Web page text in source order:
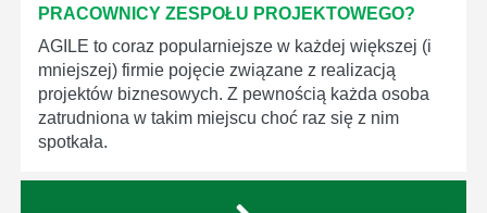
PRACOWNICY ZESPOŁU PROJEKTOWEGO?
AGILE to coraz popularniejsze w każdej większej (i
mniejszej) firmie pojęcie związane z realizacją
projektów biznesowych. Z pewnością każda osoba
zatrudniona w takim miejscu choć raz się z nim
spotkała.